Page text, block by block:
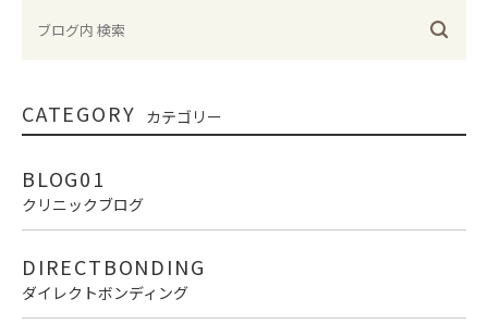
CATEGORY カテゴリー
BLOG01
クリニックブログ
DIRECTBONDING
ダイレクトボンディング